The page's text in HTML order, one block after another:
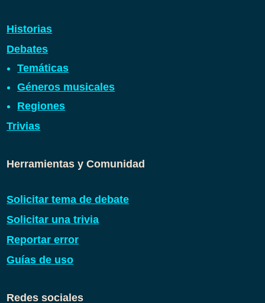
Historias
Debates
Temáticas
Géneros musicales
Regiones
Trivias
Herramientas y Comunidad
Solicitar tema de debate
Solicitar una trivia
Reportar error
Guías de uso
Redes sociales